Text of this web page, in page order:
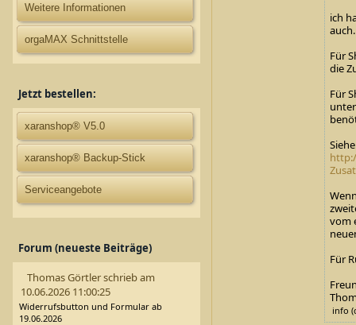
Weitere Informationen
orgaMAX Schnittstelle
Jetzt bestellen:
xaranshop® V5.0
xaranshop® Backup-Stick
Serviceangebote
Forum (neueste Beiträge)
Thomas Görtler schrieb am
10.06.2026 11:00:25
Widerrufsbutton und Formular ab
19.06.2026
ich
Für
die
Für
vom
Für
info